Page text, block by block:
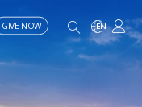
GIVE NOW